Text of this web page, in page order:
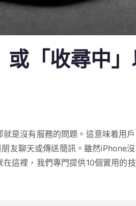
「收尋中
是沒有服務的問題。這意味着用
友聊天或傳送簡訊。雖然iPhone
這裡，我們專門提供10個實用的